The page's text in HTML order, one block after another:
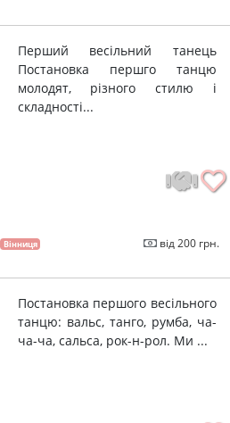
Перший весільний танець
Постановка першго танцю
молодят, різного стилю і
складності...
Вінниця від 200 грн.
Постановка першого весільного
танцю: вальс, танго, румба, ча-
ча-ча, сальса, рок-н-рол. Ми ...